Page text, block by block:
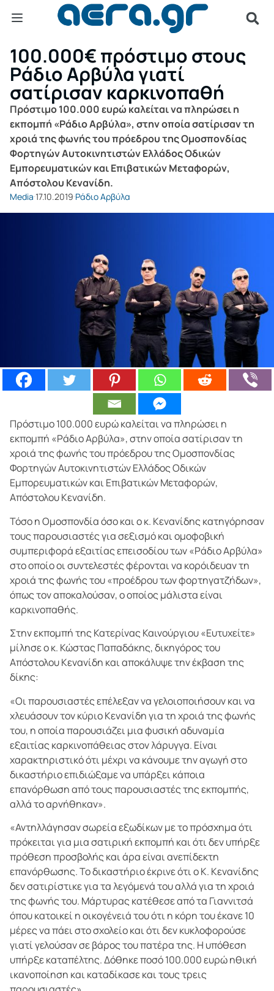
100.000€ πρόστιμο στους
Ράδιο Αρβύλα γιατί
σατίρισαν καρκινοπαθή
Πρόστιμο 100.000 ευρώ καλείται να πληρώσει η
εκπομπή «Ράδιο Αρβύλα», στην οποία σατίρισαν τη
χροιά της φωνής του πρόεδρου της Ομοσπονδίας
Φορτηγών Αυτοκινητιστών Ελλάδος Οδικών
Εμπορευματικών και Επιβατικών Μεταφορών,
Απόστολου Κενανίδη.
Media 17.10.2019 Ράδιο Αρβύλα
Πρόστιμο 100.000 ευρώ καλείται να πληρώσει η
εκπομπή «Ράδιο Αρβύλα», στην οποία σατίρισαν τη
χροιά της φωνής του πρόεδρου της Ομοσπονδίας
Φορτηγών Αυτοκινητιστών Ελλάδος Οδικών
Εμπορευματικών και Επιβατικών Μεταφορών,
Απόστολου Κενανίδη.
Τόσο η Ομοσπονδία όσο και o κ. Κενανίδης κατηγόρησαν
τους παρουσιαστές για σεξισμό και ομοφοβική
συμπεριφορά εξαιτίας επεισοδίου των «Ράδιο Αρβύλα»
στο οποίο οι συντελεστές φέρονται να κορόιδευαν τη
χροιά της φωνής του «προέδρου των φορτηγατζήδων»,
όπως τον αποκαλούσαν, ο οποίος μάλιστα είναι
καρκινοπαθής.
Στην εκπομπή της Κατερίνας Καινούργιου «Ευτυχείτε»
μίλησε ο κ. Κώστας Παπαδάκης, δικηγόρος του
Απόστολου Κενανίδη και αποκάλυψε την έκβαση της
δίκης:
«Οι παρουσιαστές επέλεξαν να γελοιοποιήσουν και να
χλευάσουν τον κύριο Κενανίδη για τη χροιά της φωνής
του, η οποία παρουσιάζει μια φυσική αδυναμία
εξαιτίας καρκινοπάθειας στον λάρυγγα. Είναι
χαρακτηριστικό ότι μέχρι να κάνουμε την αγωγή στο
δικαστήριο επιδιώξαμε να υπάρξει κάποια
επανόρθωση από τους παρουσιαστές της εκπομπής,
αλλά το αρνήθηκαν».
«Αντηλλάγησαν σωρεία εξωδίκων με το πρόσχημα ότι
πρόκειται για μια σατιρική εκπομπή και ότι δεν υπήρξε
πρόθεση προσβολής και άρα είναι ανεπίδεκτη
επανόρθωσης. Το δικαστήριο έκρινε ότι ο Κ. Κενανίδης
δεν σατιρίστικε για τα λεγόμενά του αλλά για τη χροιά
της φωνής του. Μάρτυρας κατέθεσε από τα Γιαννιτσά
όπου κατοικεί η οικογένειά του ότι η κόρη του έκανε 10
μέρες να πάει στο σχολείο και ότι δεν κυκλοφορούσε
γιατί γελούσαν σε βάρος του πατέρα της. Η υπόθεση
υπήρξε καταπέλτης. Δόθηκε ποσό 100.000 ευρώ ηθική
ικανοποίηση και καταδίκασε και τους τρεις